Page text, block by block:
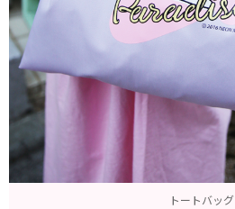
トートバッグ